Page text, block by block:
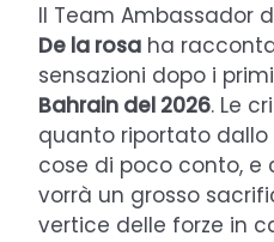
Il Team Ambassador
De la rosa ha
sensazioni dopo i
Bahrain del 2026. Le
quanto riportato dallo
cose di poco conto, e
vorrà un grosso
vertice delle forze in